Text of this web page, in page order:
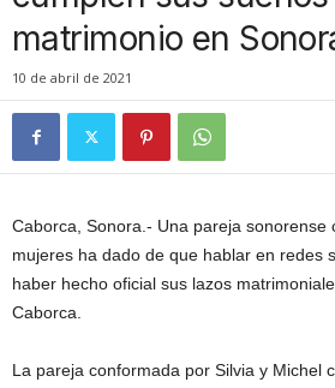
matrimonio en
10 de abril de 2021
Caborca, Sonora.- Una pareja sonorense
mujeres ha dado de que hablar en redes
haber hecho oficial sus lazos
Caborca.
La pareja conformada por Silvia y Michel